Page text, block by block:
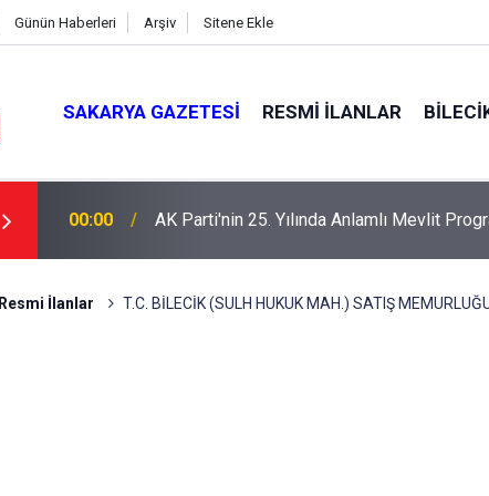
Günün Haberleri Arşiv Sitene Ekle
SAKARYA GAZETESI RESMI İLANLAR
16:04 Saman balyaları küle döndü
Resmi İlanlar T.C. BİLECİK (SULH HUKUK MAH.) SATIŞ